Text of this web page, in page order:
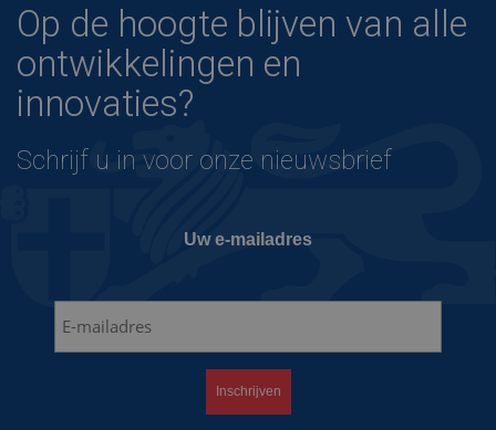
Op de hoogte blijven van alle
ontwikkelingen en
innovaties?
Schrijf u in voor onze nieuwsbrief
Uw e-mailadres